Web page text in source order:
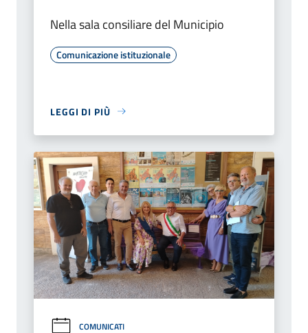
Nella sala consiliare del Municipio
Comunicazione istituzionale
LEGGI DI PIÙ
COMUNICATI